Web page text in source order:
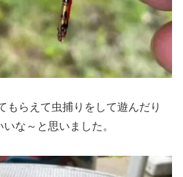
もらえて虫捕りをして遊んだり
な～と思いました。